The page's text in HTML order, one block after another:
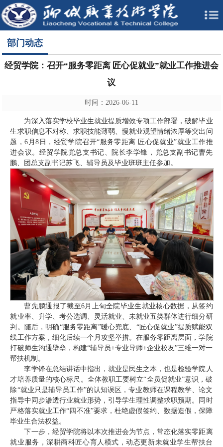
部门动态
经贸学院：召开“服务零距离 匠心促就业”就业工作推进会
议
时间：2026-06-11
为深入落实学校毕业生就业提质增效专项工作部署，破解毕业
生求职信息不对称、求职技能薄弱、慢就业观望情绪浓厚等突出问
题，6月8日，经贸学院召开“服务零距离 匠心促就业”就业工作推
进会议。经贸学院党总支书记、院长李学锋，党总支副书记曹先
鹏、团总支副书记苏飞、辅导员及毕业班班主任参加。
曹先鹏通报了截至6月上旬全院毕业生就业核心数据，从签约
就业率、升学、考公选调、灵活就业、未就业五类群体进行细分研
判。随后，明确“服务零距离”暖心兜底、“匠心促就业”提质赋能双
线工作方案，细化后续一个月攻坚举措。在服务零距离层面，学院
打破师生沟通壁垒，构建“辅导员+专业导师+企业校友”三维一对一
帮扶机制。
李学锋在总结讲话中指出，就业是民生之本，也是检验学院人
才培养质量的核心标尺。全体教职工要树立“全员促就业”意识，破
除“就业只是辅导员工作”的认知误区，专业教师在课程教学、论文
指导中同步渗透行业就业形势，引导学生理性调整求职预期。同时
严格落实就业工作“四不准”要求，杜绝虚假签约、数据造假，保障
毕业生合法权益。
下一步，经贸学院将以本次推进会为节点，常态化落实零距离
就业服务，深耕商科匠心育人模式，动态更新未就业学生帮扶台